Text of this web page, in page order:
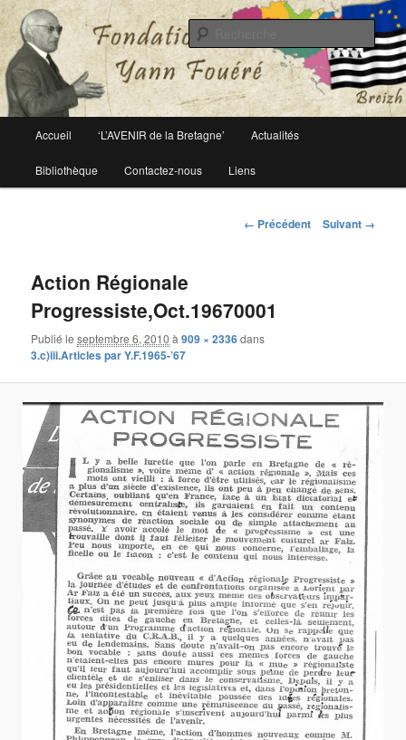
Fondation Yann Fouéré
Le site officiel de la fondation Yann Fouéré
principal
Aller
au
Accueil ‘L’AVENIR de la Bretagne’ Actualités
Bibliothèque Contactez-nous Liens
Navigation
← Précédent Suivant →
Action Régionale
Progressiste,Oct.19670001
Publié leseptembre 6, 2010 à909 × 2336dans
3.c)iii.Articles par Y.F.1965-’67